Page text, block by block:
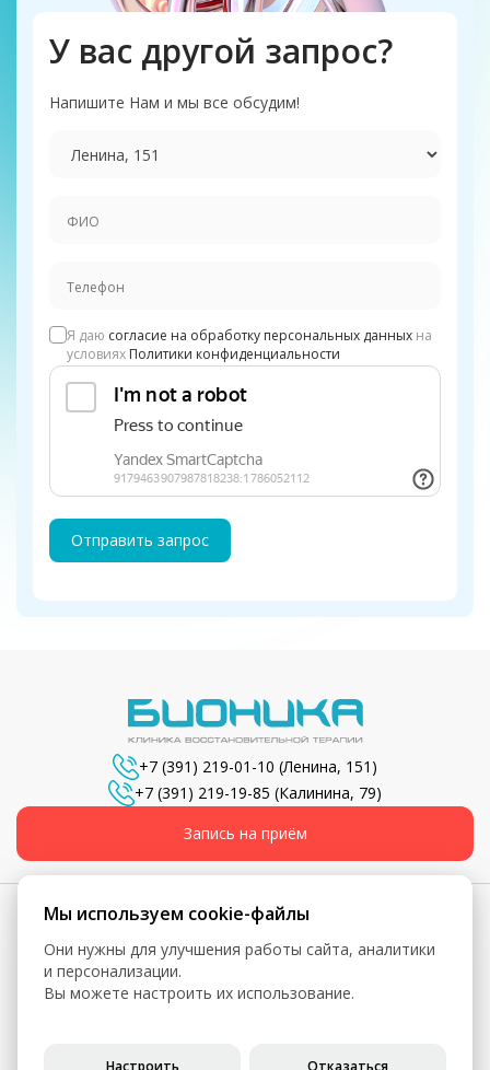
У вас другой запрос?
Напишите Нам и мы все обсудим!
Я даю согласие на обработку персональных данных на
условиях Политики конфиденциальности
Отправить запрос
+7 (391) 219-01-10 (Ленина, 151)
+7 (391) 219-19-85 (Калинина, 79)
Запись на приём
© 2026, Бионика - Сеть медицинских центров
Вся информация, включая цены, представлена для
Мы используем cookie-файлы
Они нужны для улучшения работы сайта, аналитики
и персонализации.
Вы можете настроить их использование.
Настроить Отказаться